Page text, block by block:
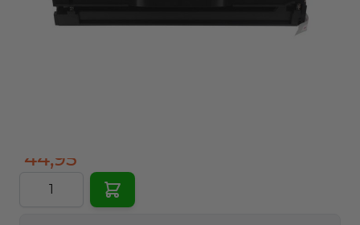
Geschikt voor printermerk
44,95